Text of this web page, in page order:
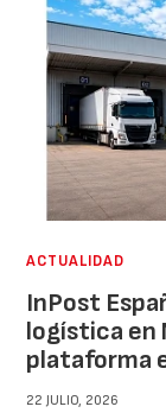
ACTUALIDAD
InPost
logística en
plataforma
22 JULIO, 2026